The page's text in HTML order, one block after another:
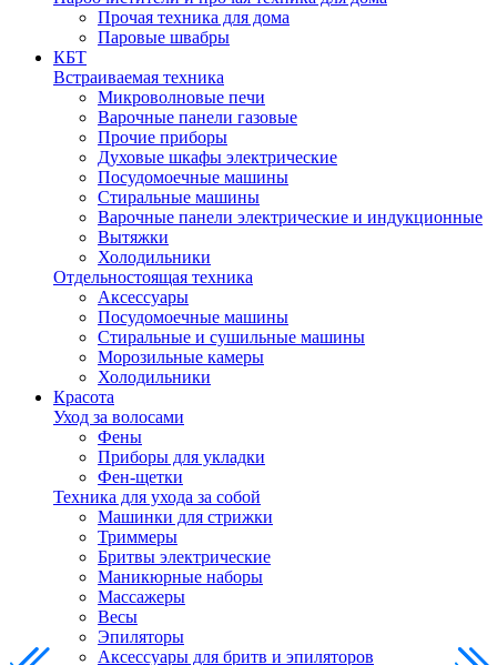
Прочая техника для дома
Паровые швабры
КБТ
Встраиваемая техника
Микроволновые печи
Варочные панели газовые
Прочие приборы
Духовые шкафы электрические
Посудомоечные машины
Стиральные машины
Варочные панели электрические и индукционные
Вытяжки
Холодильники
Отдельностоящая техника
Аксессуары
Посудомоечные машины
Стиральные и сушильные машины
Морозильные камеры
Холодильники
Красота
Уход за волосами
Фены
Приборы для укладки
Фен-щетки
Техника для ухода за собой
Машинки для стрижки
Триммеры
Бритвы электрические
Маникюрные наборы
Массажеры
Весы
Эпиляторы
Аксессуары для бритв и эпиляторов